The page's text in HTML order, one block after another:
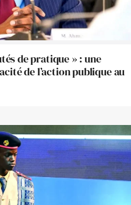
de pratique » : une
de l’action publique au